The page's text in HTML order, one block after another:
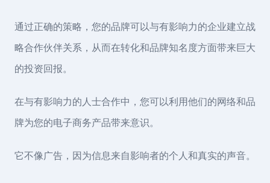
通过正确的策略，您的品牌可以与有影响力的企业建立战
略合作伙伴关系，从而在转化和品牌知名度方面带来巨大
的投资回报。
在与有影响力的人士合作中，您可以利用他们的网络和品
牌为您的电子商务产品带来意识。
它不像广告，因为信息来自影响者的个人和真实的声音。